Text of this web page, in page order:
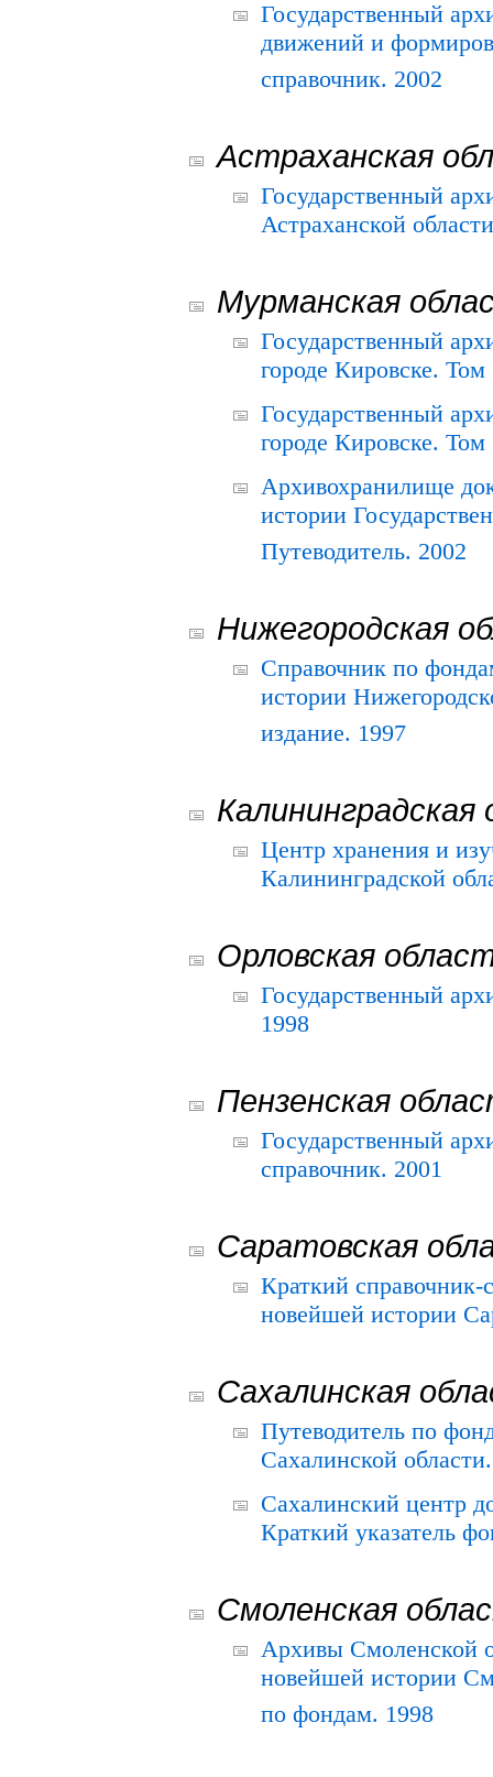
Государственный
движений и
справочник. 2002
Астраханская
Государственный
Астраханской
Мурманская
Государственный
городе Кировске.
Государственный
городе Кировске.
Архивохранилище
истории
Путеводитель. 2002
Нижегородская
Справочник по
истории
издание. 1997
Калининградская
Центр хранения и
Калининградской
Орловская
Государственный
1998
Пензенская
Государственный
справочник. 2001
Саратовская
Краткий
новейшей истории
Сахалинская
Путеводитель по
Сахалинской
Сахалинский центр
Краткий указатель
Смоленская
Архивы Смоленской
новейшей истории
по фондам. 1998